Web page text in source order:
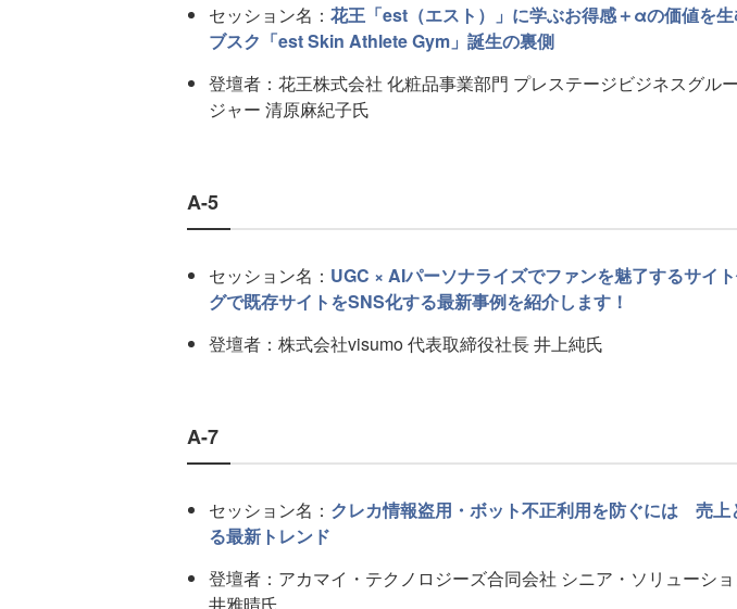
セッション名： 花王「est（エスト）」に学ぶお得感＋αの価値を
ブスク「est Skin Athlete Gym」誕生の裏側
登壇者：花王株式会社 化粧品事業部門 プレステージビジネスグル
ジャー 清原麻紀子氏
A-5
セッション名： UGC × AIパーソナライズでファンを魅了するサイ
グで既存サイトをSNS化する最新事例を紹介します！
登壇者：株式会社visumo 代表取締役社長 井上純氏
A-7
セッション名： クレカ情報盗用・ボット不正利用を防ぐには 売上
る最新トレンド
登壇者：アカマイ・テクノロジーズ合同会社 シニア・ソリューシ
井雅晴氏